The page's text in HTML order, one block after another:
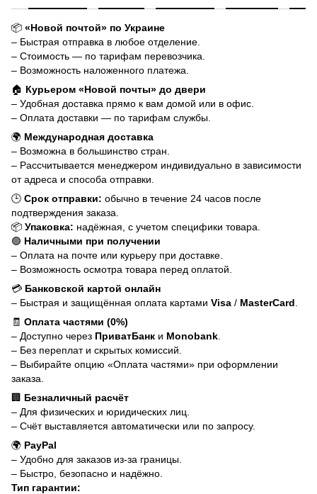
📦 «Новой почтой» по Украине
– Быстрая отправка в любое отделение.
– Стоимость — по тарифам перевозчика.
– Возможность наложенного платежа.
🏠 Курьером «Новой почты» до двери
– Удобная доставка прямо к вам домой или в офис.
– Оплата доставки — по тарифам службы.
🌍 Международная доставка
– Возможна в большинство стран.
– Рассчитывается менеджером индивидуально в зависимости
от адреса и способа отправки.
🕒 Срок отправки: обычно в течение 24 часов после
подтверждения заказа.
📦 Упаковка: надёжная, с учетом специфики товара.
🟢 Наличными при получении
– Оплата на почте или курьеру при доставке.
– Возможность осмотра товара перед оплатой.
💳 Банковской картой онлайн
– Быстрая и защищённая оплата картами Visa / MasterCard
🧾 Оплата частями (0%)
– Доступно через ПриватБанк и Monobank
– Без переплат и скрытых комиссий.
– Выбирайте опцию «Оплата частями» при оформлении
заказа.
🏢 Безналичный расчёт
– Для физических и юридических лиц.
– Счёт выставляется автоматически или по запросу.
🌍 PayPal
– Удобно для заказов из-за границы.
– Быстро, безопасно и надёжно.
Тип гарантии: